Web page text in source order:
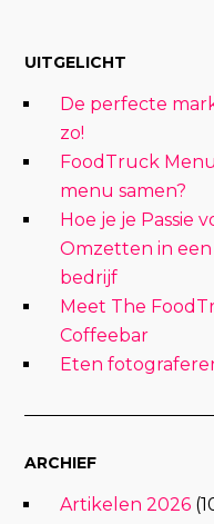
UITGELICHT
De perfecte
zo!
FoodTruck
menu samen?
Hoe je je Passie
Omzetten in
bedrijf
Meet The
Coffeebar
Eten
ARCHIEF
Artikelen 2026